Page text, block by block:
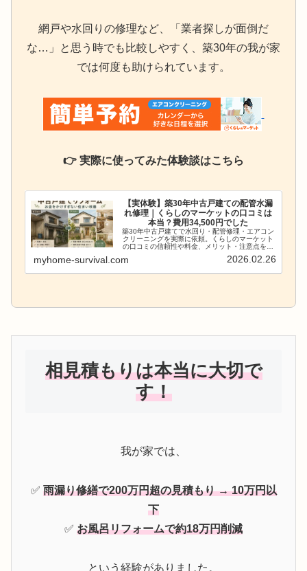
網戸や水回りの修理など、「業者探しが面倒だ
な…」と思う時でも比較しやすく、築30年の我が家
では何度も助けられています。
👉 実際に使ってみた体験談はこちら
【実体験】築30年中古戸建ての配管水漏
れ修理｜くらしのマーケットの口コミは
本当？費用34,500円でした
築30年中古戸建てで水回り・配管修理・エアコン
クリーニングを実際に依頼。くらしのマーケット
の口コミの信頼性や料金、メリット・注意点を正
myhome-survival.com 2026.02.26
相見積もりは本当に大切で
す！
我が家では、
✅ 雨漏り修繕で200万円超の見積もり → 10万円以
下
✅ お風呂リフォームで約18万円削減
という経験がありました。